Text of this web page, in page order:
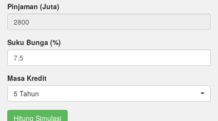
Pinjaman (Juta)
Suku Bunga (%)
Masa Kredit
5 Tahun